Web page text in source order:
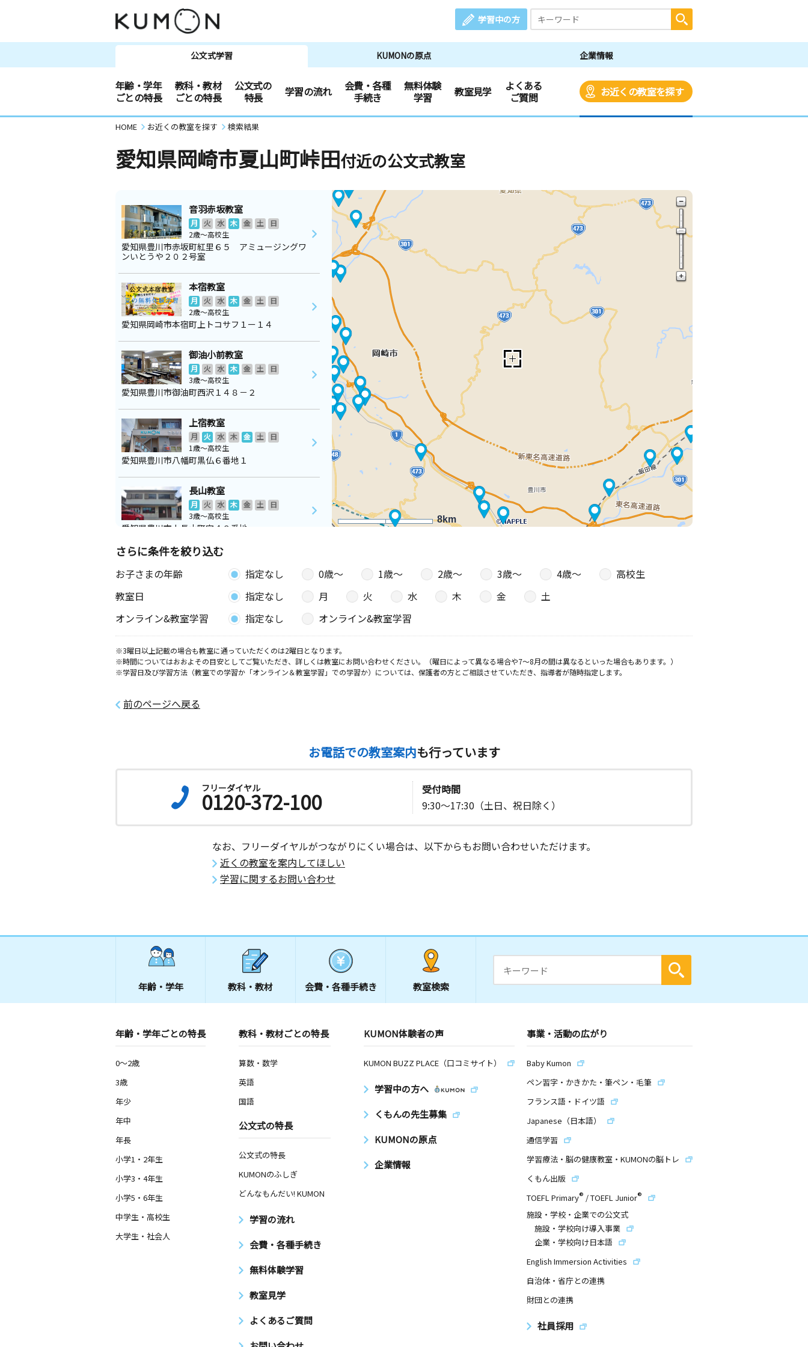
学習中の方
公文式学習 KUMONの原点 企業情報
年齢・学年
ごとの特長
教科・教材
ごとの特長
公文式の
特長
学習の流れ
会費・各種
手続き
無料体験
学習
教室見学
よくある
ご質問
お近くの教室を探す
HOME お近くの教室を探す 検索結果
愛知県岡崎市夏山町峠田付近の公文式教室
8km
音羽赤坂教室
月 火 水 木 金 土
日
2歳～高校生
愛知県豊川市赤坂町紅里６５ アミュージングワ
ンいとうや２０２号室
本宿教室
月 火 水 木 金 土
日
2歳～高校生
愛知県岡崎市本宿町上トコサフ１ー１４
御油小前教室
月 火 水 木 金 土
日
3歳～高校生
愛知県豊川市御油町西沢１４８－２
上宿教室
月 火 水 木 金 土
日
1歳～高校生
愛知県豊川市八幡町黒仏６番地１
長山教室
月 火 水 木 金 土
日
3歳～高校生
愛知県豊川市上長山町宝４８番地
岡町教室
木 金 土 日
愛知県岡崎市岡町南石原３９－１
洞町教室
2歳～高校生
愛知県岡崎市大平町字皿田６番地 大平市民セン
ター内
上野教室
みあい教室
火 水 木 金 土 日
3歳～高校生
豊島教室
水 木 金 土 日
3歳～中学生
愛知県新城市豊島竜谷五番１３
愛知県岡崎市真伝吉祥１丁目２３番地４（学習は
集会所で行っております）
愛知県岡崎市欠町左義長１－９
大樹寺東教室
金
愛知県岡崎市堂前町１丁目６－１４
愛知県岡崎市大西町奥長入５０－２ マンション
大磯１０２号
金 土 日
愛知県岡崎市緑丘２丁目６－４ アクセスストリ
金 土 日
愛知県岡崎市東明大寺町１６－２ 明和荘２ ２
さらに条件を絞り込む
お子さまの年齢 指定なし 0歳〜 1歳〜 2歳〜 3歳〜 4歳〜
高校生
教室日
指定なし 月 火 水 木 金
土
オンライン&教室学習
指定なし オンライン&教室学習
※3曜日以上記載の場合も教室に通っていただくのは2曜日となります。
※時間についてはおおよその目安としてご覧いただき、詳しくは教室にお問い合わせください。（曜日によって異なる場合や7～8月の間は異なるといった場合もあります。）
※学習日及び学習方法（教室での学習か「オンライン＆教室学習」での学習か）については、保護者の方とご相談させていただき、指導者が随時指定します。
前のページへ戻る
お電話での教室案内も行っています
フリーダイヤル
0120-372-100
受付時間
9:30～17:30（土日、祝日除く）
なお、フリーダイヤルがつながりにくい場合は、以下からもお問い合わせいただけます。
近くの教室を案内してほしい
学習に関するお問い合わせ
年齢・学年 教科・教材 会費・ 各種手続き 教室検索
年齢・学年ごとの特長
0～2歳
3歳
年少
年中
年長
小学1・2年生
小学3・4年生
小学5・6年生
中学生・高校生
大学生・社会人
教科・教材ごとの特長
算数・数学
英語
国語
公文式の特長
公文式の特長
KUMONのふしぎ
どんなもんだい! KUMON
学習の流れ
会費・各種手続き
無料体験学習
教室見学
よくあるご質問
KUMON体験者の声
KUMON BUZZ PLACE（口コミサイト）
学習中の方へ
くもんの先生募集
KUMONの原点
企業情報
事業・活動の広がり
Baby Kumon
ペン習字・かきかた・筆ペン・毛筆
フランス語・ドイツ語
Japanese（日本語）
通信学習
学習療法・脳の健康教室・KUMONの脳トレ
くもん出版
TOEFL Primary® /TOEFL Junior®
施設・学校・企業での公文式
施設・学校向け導入事業
企業・学校向け日本語
English Immersion Activities
自治体・省庁との連携
財団との連携
社員採用